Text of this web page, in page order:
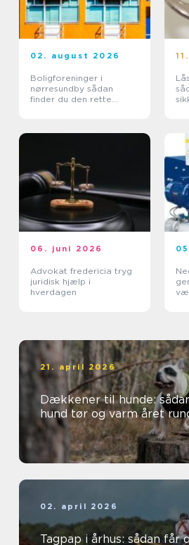
02. august 2026
Boligforeninger i
nørresundby sådan
finder du den rette
06. juni 2026
Advokat fredericia tryg
juridisk hjælp i
hverdagen
21. april 2026
Dækkener til hunde:
hund tør og varm året
02. april 2026
Tagpap i århus: sådan får